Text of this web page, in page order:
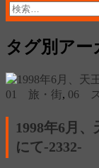
検
索:
タグ別アー
01 旅・街, 06
1998年6月
にて‐2332‐